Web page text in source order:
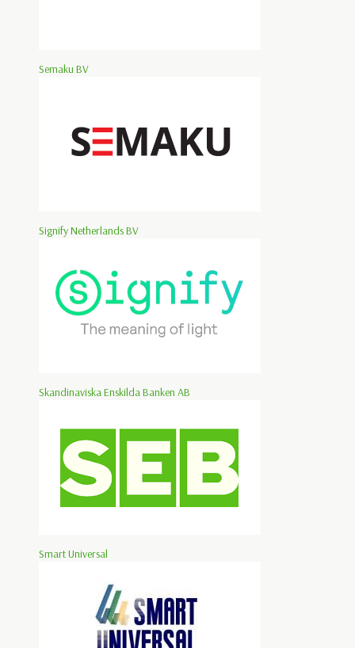
Semaku BV
Signify Netherlands BV
Skandinaviska Enskilda Banken AB
Smart Universal